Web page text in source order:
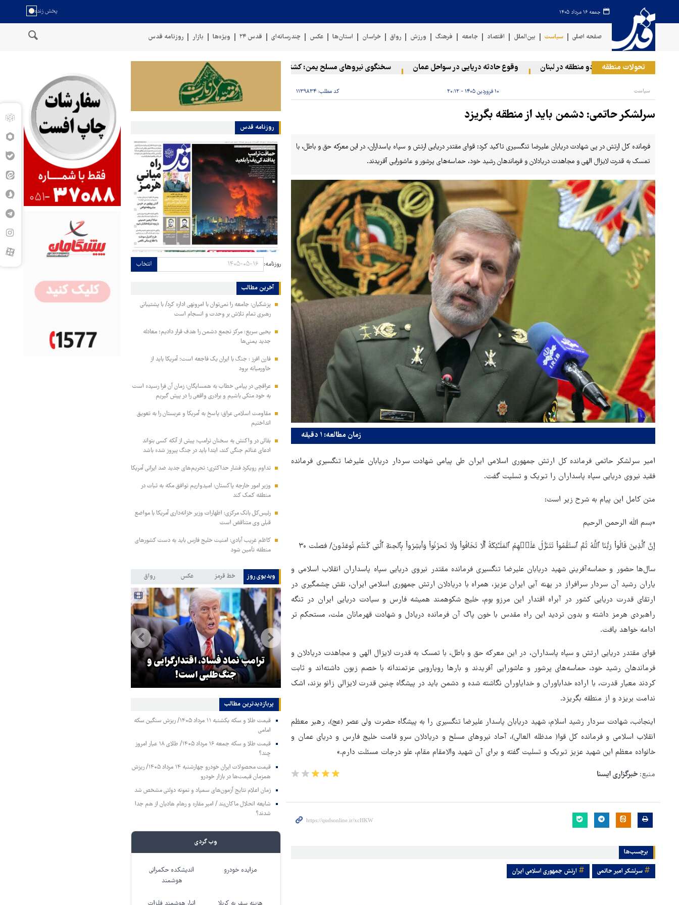
جمعه ۱۶ مرداد ۱۴۰۵
صفحه اصلی سیاست بین‌الملل اقتصاد جامعه فرهنگ ورزش رواق خراسان استان‌ها عکس چندرسانه‌ای قدس ۲۴ ویژه‌ها بازار روزنامه قدس
تحولات منطقه
رژیم صهیونیستی به دو منطقه در لبنان وقوع حادثه دریایی در سواحل عمان سخنگوی نیروهای مسلح یمن: کشتی نفتی عربستان را با موشک بالستیک هدف قرار دادیم
سیاست ۱۰ فروردین ۱۴۰۵ - ۲۰:۱۲ کد مطلب: ۱۱۳۹۸۳۴
سرلشکر حاتمی: دشمن باید از منطقه بگریزد
فرمانده کل ارتش در پی شهادت دریابان علیرضا تنگسیری تاکید کرد: قوای مقتدر دریایی ارتش و سپاه پاسداران، در این معرکه حق و باطل، با
تمسک به قدرت لایزال الهی و مجاهدت دریادلان و فرماندهان رشید خود، حماسه‌های پرشور و عاشورایی آفریدند.
زمان مطالعه: ۱ دقیقه
امیر سرلشکر حاتمی فرمانده کل ارتش جمهوری اسلامی ایران طی پیامی شهادت سردار دریابان علیرضا تنگسیری فرمانده
فقید نیروی دریایی سپاه پاسداران را تبریک و تسلیت گفت.
متن کامل این پیام به شرح زیر است:
«بسم الله الرحمن الرحیم
إِنَّ ٱلَّذِینَ قَالُواْ رَبُّنَا ٱللَّهُ ثُمَّ ٱستَقَٰمُواْ تَتَنَزَّلُ عَلَیۡهِمُ ٱلمَلَـٰٓئِکَةُ أَلَّا تَخَافُواْ وَلَا تَحزَنُواْ وَأَبشِرُواْ بِٱلجنةِ ٱلَّتِی کُنتُم تُوعَدُونَ/ فصلت ۳۰
سال‌ها حضور و حماسه‌آفرینی شهید دریابان علیرضا تنگسیری فرمانده مقتدر نیروی دریایی سپاه پاسداران انقلاب اسلامی و
یاران رشید آن سردار سرافراز در پهنه آبی ایران عزیز، همراه با دریادلان ارتش جمهوری اسلامی ایران، نقش چشمگیری در
ارتقای قدرت دریایی کشور در آبراه اقتدار این مرزو بوم، خلیج شکوهمند همیشه فارس و سیادت دریایی ایران در تنگه
راهبردی هرمز داشته و بدون تردید این راه مقدس با خون پاک آن فرمانده دریادل و شهادت قهرمانان ملت، مستحکم تر
ادامه خواهد یافت.
قوای مقتدر دریایی ارتش و سپاه پاسداران، در این معرکه حق و باطل، با تمسک به قدرت لایزال الهی و مجاهدت دریادلان و
فرماندهان رشید خود، حماسه‌های پرشور و عاشورایی آفریدند و بارها رویارویی عزتمندانه با خصم زبون داشته‌اند و ثابت
کردند معیار قدرت، با اراده خداباوران و خدایاوران نگاشته شده و دشمن باید در پیشگاه چنین قدرت لایزالی زانو بزند، اشک
ندامت بریزد و از منطقه بگریزد.
اینجانب، شهادت سردار رشید اسلام، شهید دریابان پاسدار علیرضا تنگسیری را به پیشگاه حضرت ولی عصر (عج)، رهبر معظم
انقلاب اسلامی و فرمانده کل قوا( مدظله العالی)، آحاد نیروهای مسلح و دریادلان سرو قامت خلیج فارس و دریای عمان و
خانواده معظم این شهید عزیز تبریک و تسلیت گفته و برای آن شهید والامقام مقام، علو درجات مسئلت دارم.»
منبع: خبرگزاری ایسنا
برچسب‌ها
سرلشکر امیر حاتمی ارتش جمهوری اسلامی ایران
روزنامه قدس
روزنامه: انتخاب
آخرین مطالب
پزشکیان: جامعه را نمی‌توان با امرونهی اداره کرد/ با پشتیبانی
رهبری تمام تلاش بر وحدت و انسجام است
یحیی سریع: مرکز تجمع دشمن را هدف قرار دادیم؛ معادله
جدید یمنی‌ها
فارن افرز : جنگ با ایران یک فاجعه است؛ آمریکا باید از
خاورمیانه برود
عراقچی در پیامی خطاب به همسایگان: زمان آن فرا رسیده است
به خود متکی باشیم و برادری واقعی را در پیش گیریم
مقاومت اسلامی عراق: پاسخ به آمریکا و عربستان را به تعویق
انداختیم
بقائی در واکنش به سخنان ترامپ: پیش از آنکه کسی بتواند
ادعای غنائم جنگی کند، ابتدا باید در جنگ پیروز شده باشد
تداوم رویکرد فشار حداکثری؛ تحریم‌های جدید ضد ایرانی آمریکا
وزیر امور خارجه پاکستان: امیدواریم توافق مکه به ثبات در
منطقه کمک کند
رئیس‌کل بانک مرکزی: اظهارات وزیر خزانه‌داری آمریکا با مواضع
قبلی وی متناقض است
کاظم غریب آبادی: امنیت خلیج فارس باید به دست کشورهای
منطقه تأمین شود
ویدیوی روز خط قرمز عکس رواق
هماهنگی محور مقاومت، آمریکا را
در منطقه درمانده کرد
ترامپ نماد فساد، اقتدارگرایی و
جنگ‌طلبی است!
پربازدیدترین‌ مطالب
قیمت طلا و سکه یکشنبه ۱۱ مرداد ۱۴۰۵/ ریزش سنگین سکه
امامی
قیمت طلا و سکه جمعه ۱۶ مرداد ۱۴۰۵/ طلای ۱۸ عیار امروز
چند؟
قیمت محصولات ایران خودرو چهارشنبه ۱۴ مرداد ۱۴۰۵/ ریزش
همزمان قیمت‌ها در بازار خودرو
زمان اعلام نتایج آزمون‌های سمپاد و نمونه دولتی مشخص شد
شایعه انحلال ماکان‌بند / امیر مقاره و رهام هادیان از هم جدا
شدند؟
وب گردی
مزایده خودرو
اندیشکده حکمرانی
هوشمند